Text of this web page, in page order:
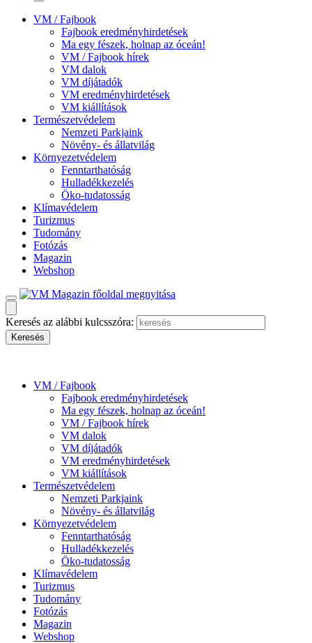
VM / Fajbook
Fajbook eredményhirdetések
Ma egy fészek, holnap az óceán!
VM / Fajbook hírek
VM dalok
VM díjátadók
VM eredményhirdetések
VM kiállítások
Természetvédelem
Nemzeti Parkjaink
Növény- és állatvilág
Környezetvédelem
Fenntarthatóság
Hulladékkezelés
Öko-tudatosság
Klímavédelem
Turizmus
Tudomány
Fotózás
Magazin
Webshop
Keresés az alábbi kulcsszóra:
VM / Fajbook
Fajbook eredményhirdetések
Ma egy fészek, holnap az óceán!
VM / Fajbook hírek
VM dalok
VM díjátadók
VM eredményhirdetések
VM kiállítások
Természetvédelem
Nemzeti Parkjaink
Növény- és állatvilág
Környezetvédelem
Fenntarthatóság
Hulladékkezelés
Öko-tudatosság
Klímavédelem
Turizmus
Tudomány
Fotózás
Magazin
Webshop